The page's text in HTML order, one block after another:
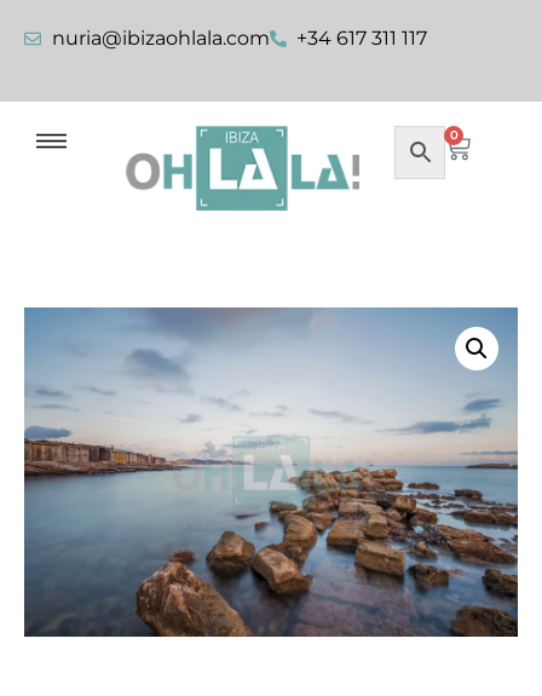
nuria@ibizaohlala.com +34 617 311 117
0